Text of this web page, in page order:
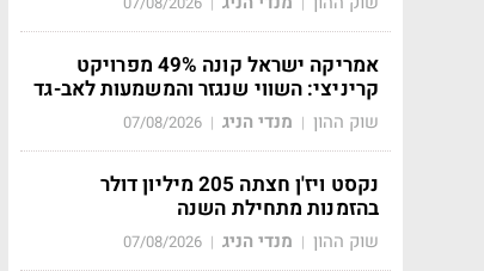
אמריקה ישראל קונה 49% מפרויקט
קריניצי: השווי שנגזר והמשמעות לאב-גד
שוק ההון | מנדי הניג |
07/08/2026
נקסט ויז'ן חצתה 205 מיליון דולר
בהזמנות מתחילת השנה
שוק ההון | מנדי הניג |
07/08/2026